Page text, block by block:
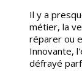
Il y a
métier, la
réparer ou
Innovante,
défrayé